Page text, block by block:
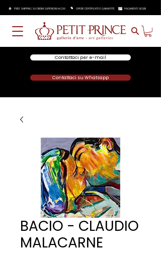
FREE SHIPPING SU ORDINI SUPERIORI A €250 OPERE CERTIFICATE E GARANTITE PAGAMENTI SICURI
Contattaci per e-mail
Contattaci su Whatsapp
BACIO - CLAUDIO
MALACARNE